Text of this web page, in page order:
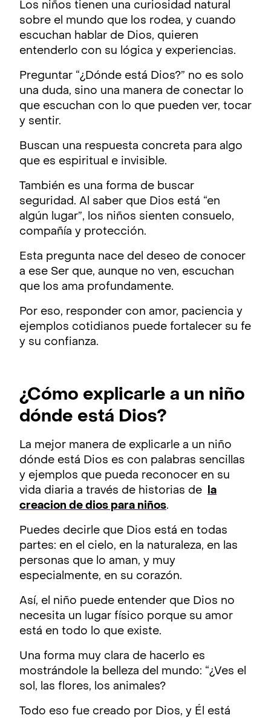
Los niños tienen una curiosidad natural
sobre el mundo que los rodea, y cuando
escuchan hablar de Dios, quieren
entenderlo con su lógica y experiencias.
Preguntar “¿Dónde está Dios?” no es solo
una duda, sino una manera de conectar lo
que escuchan con lo que pueden ver, tocar
y sentir.
Buscan una respuesta concreta para algo
que es espiritual e invisible.
También es una forma de buscar
seguridad. Al saber que Dios está “en
algún lugar”, los niños sienten consuelo,
compañía y protección.
Esta pregunta nace del deseo de conocer
a ese Ser que, aunque no ven, escuchan
que los ama profundamente.
Por eso, responder con amor, paciencia y
ejemplos cotidianos puede fortalecer su fe
y su confianza.
¿Cómo explicarle a un niño
dónde está Dios?
La mejor manera de explicarle a un niño
dónde está Dios es con palabras sencillas
y ejemplos que pueda reconocer en su
vida diaria a través de historias de
la
creacion de dios para niños.
Puedes decirle que Dios está en todas
partes: en el cielo, en la naturaleza, en las
personas que lo aman, y muy
especialmente, en su corazón.
Así, el niño puede entender que Dios no
necesita un lugar físico porque su amor
está en todo lo que existe.
Una forma muy clara de hacerlo es
mostrándole la belleza del mundo: “¿Ves el
sol, las flores, los animales?
Todo eso fue creado por Dios, y Él está